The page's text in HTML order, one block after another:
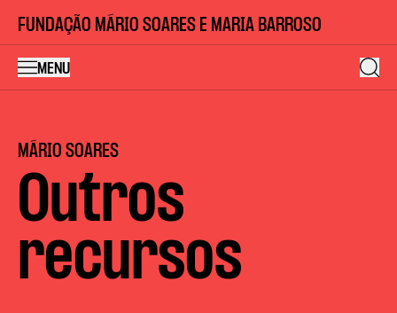
FUNDAÇÃO MÁRIO SOARES E MARIA BARROSO
MENU
MÁRIO SOARES
Outros
recursos